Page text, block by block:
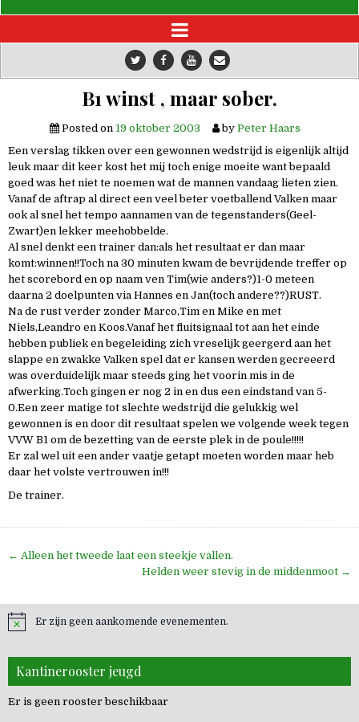
B1 winst , maar sober.
Posted on 19 oktober 2003 by Peter Haars
Een verslag tikken over een gewonnen wedstrijd is eigenlijk altijd
leuk maar dit keer kost het mij toch enige moeite want bepaald
goed was het niet te noemen wat de mannen vandaag lieten zien.
Vanaf de aftrap al direct een veel beter voetballend Valken maar
ook al snel het tempo aannamen van de tegenstanders(Geel-
Zwart)en lekker meehobbelde.
Al snel denkt een trainer dan:als het resultaat er dan maar
komt:winnen!!Toch na 30 minuten kwam de bevrijdende treffer op
het scorebord en op naam ven Tim(wie anders?)1-0 meteen
daarna 2 doelpunten via Hannes en Jan(toch andere??)RUST.
Na de rust verder zonder Marco,Tim en Mike en met
Niels,Leandro en Koos.Vanaf het fluitsignaal tot aan het einde
hebben publiek en begeleiding zich vreselijk geergerd aan het
slappe en zwakke Valken spel dat er kansen werden gecreeerd
was overduidelijk maar steeds ging het voorin mis in de
afwerking.Toch gingen er nog 2 in en dus een eindstand van 5-
0.Een zeer matige tot slechte wedstrijd die gelukkig wel
gewonnen is en door dit resultaat spelen we volgende week tegen
VVW B1 om de bezetting van de eerste plek in de poule!!!!!
Er zal wel uit een ander vaatje getapt moeten worden maar heb
daar het volste vertrouwen in!!!
De trainer.
Bericht
← Alleen het tweede laat een steekje vallen.
Helden weer stevig in de middenmoot →
Er zijn geen aankomende evenementen.
Kantinerooster jeugd
Er is geen rooster beschikbaar